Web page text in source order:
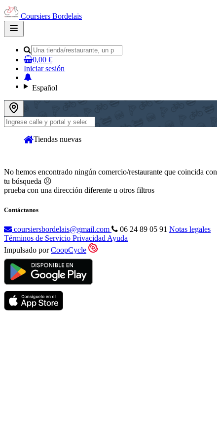
Coursiers Bordelais
Open
main
0,00 €
Iniciar sesión
Español
Tiendas nuevas
No hemos encontrado ningún comercio/restaurante que coincida con
tu búsqueda ☹
prueba con una dirección diferente u otros filtros
Contáctanos
coursiersbordelais@gmail.com 06 24 89 05 91 Notas legales
Términos de Servicio Privacidad Ayuda
Impulsado porCoopCycle